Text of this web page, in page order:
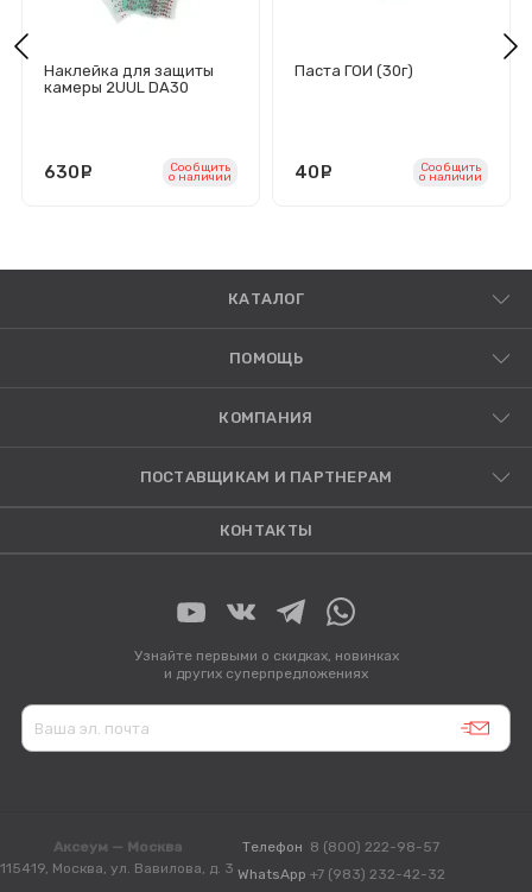
Наклейка для защиты
камеры 2UUL DA30
630 руб.Сообщить
o наличии
Паста ГОИ (30г)
40 руб.Сообщить
o наличии
КАТАЛОГ
ПОМОЩЬ
КОМПАНИЯ
ПОСТАВЩИКАМ И ПАРТНЕРАМ
КОНТАКТЫ
Узнайте первыми о скидках, новинках
и других суперпредложениях
Аксеум — Москва
115419, Москва, ул. Вавилова, д. 3
Телефон 8 (800) 222-98-57
WhatsApp +7 (983) 232-42-32